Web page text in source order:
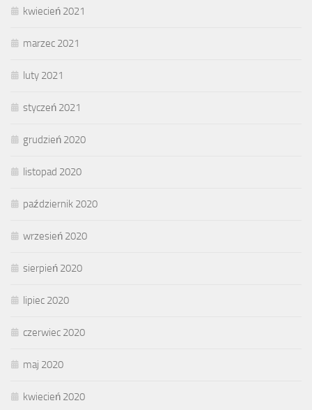
kwiecień 2021
marzec 2021
luty 2021
styczeń 2021
grudzień 2020
listopad 2020
październik 2020
wrzesień 2020
sierpień 2020
lipiec 2020
czerwiec 2020
maj 2020
kwiecień 2020